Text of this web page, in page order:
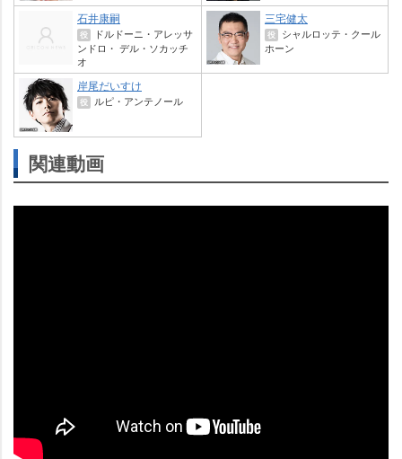
石井康嗣
役
ドルドーニ・アレッサ
ンドロ・ デル・ソカッチ
オ
三宅健太
役
シャルロッテ・クール
ホーン
岸尾だいすけ
役 ルピ・アンテノール
関連動画